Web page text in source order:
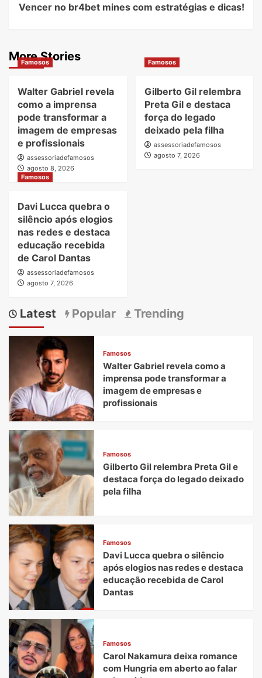
Vencer no br4bet mines com estratégias e dicas!
More Stories
Famosos
Walter Gabriel revela
como a imprensa
pode transformar a
imagem de empresas
e profissionais
assessoriadefamosos
agosto 8, 2026
Famosos
Gilberto Gil relembra
Preta Gil e destaca
força do legado
deixado pela filha
assessoriadefamosos
agosto 7, 2026
Famosos
Davi Lucca quebra o
silêncio após elogios
nas redes e destaca
educação recebida
de Carol Dantas
assessoriadefamosos
agosto 7, 2026
Latest Popular Trending
Famosos
Walter Gabriel revela como a
imprensa pode transformar a
imagem de empresas e
profissionais
Famosos
Gilberto Gil relembra Preta Gil e
destaca força do legado deixado
pela filha
Famosos
Davi Lucca quebra o silêncio
após elogios nas redes e destaca
educação recebida de Carol
Dantas
Famosos
Carol Nakamura deixa romance
com Hungria em aberto ao falar